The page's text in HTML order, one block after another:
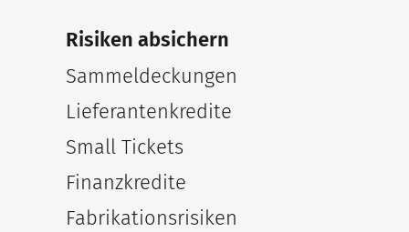
Risiken absichern
Sammeldeckungen
Lieferantenkredite
Small Tickets
Finanzkredite
Fabrikationsrisiken